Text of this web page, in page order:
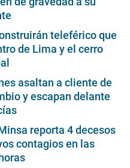
teleférico que
de Lima y el cerro
asaltan a cliente de
y escapan delante
reporta 4 decesos
contagios en las